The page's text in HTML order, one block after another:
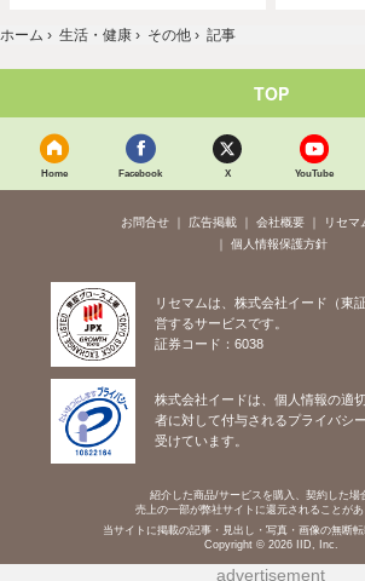
ホーム › 生活・健康 › その他 › 記事
TOP
Home Facebook X YouTube
お問合せ 広告掲載 会社概要
リセマ
個人情報保護方針
リセマムは、株式会社イード（東
営するサービスです。
証券コード：6038
株式会社イードは、個人情報の適
者に対して付与されるプライバシ
受けています。
紹介した商品/サービスを購入、契約した場
売上の一部が弊社サイトに還元されることがあ
当サイトに掲載の記事・見出し・写真・画像の無断転
Copyright © 2026 IID, Inc.
advertisement